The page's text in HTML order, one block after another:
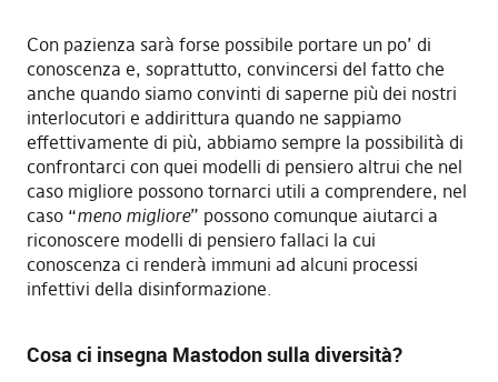
Con pazienza sarà forse possibile portare un po’ di
conoscenza e, soprattutto, convincersi del fatto che
anche quando siamo convinti di saperne più dei nostri
interlocutori e addirittura quando ne sappiamo
effettivamente di più, abbiamo sempre la possibilità di
confrontarci con quei modelli di pensiero altrui che nel
caso migliore possono tornarci utili a comprendere, nel
caso “meno migliore” possono comunque aiutarci a
riconoscere modelli di pensiero fallaci la cui
conoscenza ci renderà immuni ad alcuni processi
infettivi della disinformazione.
Cosa ci insegna Mastodon sulla diversità?